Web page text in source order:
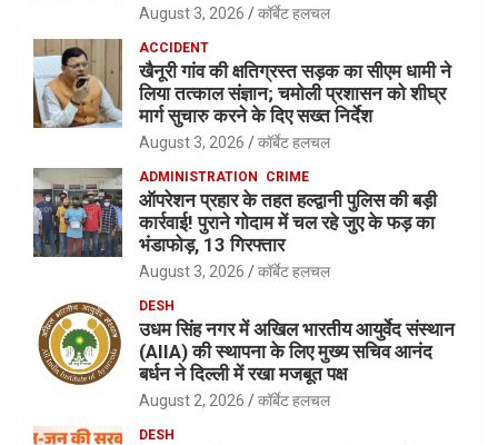
August 3, 2026 कॉर्बेट हलचल
ACCIDENT
खैनूरी गांव की क्षतिग्रस्त सड़क का सीएम धामी ने
लिया तत्काल संज्ञान; चमोली प्रशासन को शीघ्र
मार्ग सुचारु करने के दिए सख्त निर्देश
August 3, 2026 कॉर्बेट हलचल
ADMINISTRATION CRIME
ऑपरेशन प्रहार के तहत हल्द्वानी पुलिस की बड़ी
कार्रवाई! पुराने गोदाम में चल रहे जुए के फड़ का
भंडाफोड़, 13 गिरफ्तार
August 3, 2026 कॉर्बेट हलचल
DESH
उधम सिंह नगर में अखिल भारतीय आयुर्वेद संस्थान
(AIIA) की स्थापना के लिए मुख्य सचिव आनंद
बर्धन ने दिल्ली में रखा मजबूत पक्ष
August 2, 2026 कॉर्बेट हलचल
DESH